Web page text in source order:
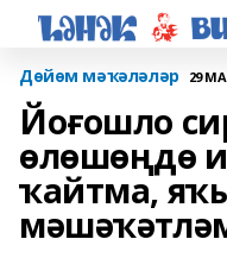
Дөйөм мәҡәләләр 29
Йоғошло
өлөшөңдө
ҡайтма,